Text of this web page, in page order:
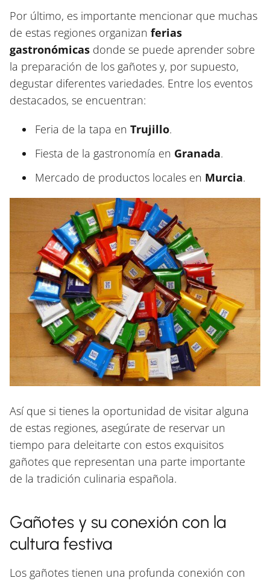
Por último, es importante mencionar que muchas
de estas regiones organizan ferias
gastronómicas donde se puede aprender sobre
la preparación de los gañotes y, por supuesto,
degustar diferentes variedades. Entre los eventos
destacados, se encuentran:
Feria de la tapa en Trujillo.
Fiesta de la gastronomía en Granada.
Mercado de productos locales en Murcia.
Así que si tienes la oportunidad de visitar alguna
de estas regiones, asegúrate de reservar un
tiempo para deleitarte con estos exquisitos
gañotes que representan una parte importante
de la tradición culinaria española.
Gañotes y su conexión con la
cultura festiva
Los gañotes tienen una profunda conexión con